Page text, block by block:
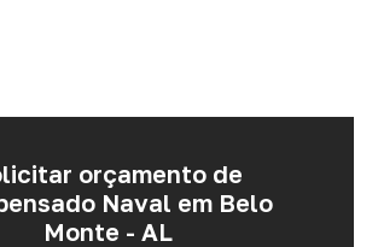
orçamento de
Naval em Belo
Monte - AL